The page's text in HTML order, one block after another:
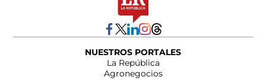
NUESTROS PORTALES
La República
Agronegocios